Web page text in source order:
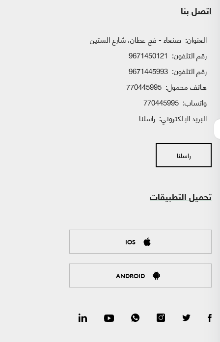
اتصل بنا
العنوان: صنعاء - فج عطان، شارع الستين
رقم التلفون: 9671450121
رقم التلفون: 9671445993
هاتف محمول: 770445995
واتساب:
البريد الإلكتروني: راسلنا
راسلنا
تحميل التطبيقات
IOS
ANDROID